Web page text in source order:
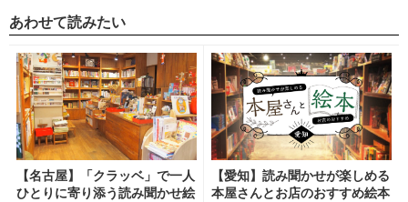
あわせて読みたい
【名古屋】「クラッベ」で一人
ひとりに寄り添う読み聞かせ絵
【愛知】読み聞かせが楽しめる
本屋さんとお店のおすすめ絵本